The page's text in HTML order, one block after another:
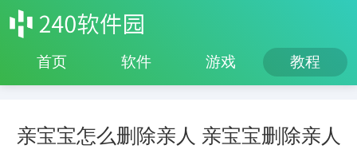
首页 软件 游戏 教程
亲宝宝怎么删除亲人 亲宝宝删除亲人